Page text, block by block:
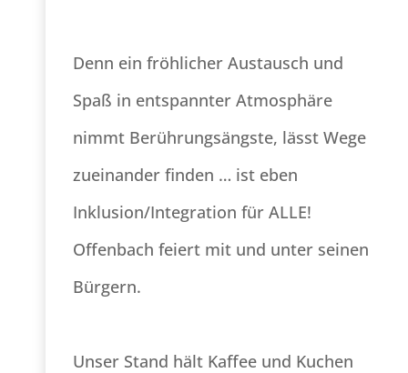
Denn ein fröhlicher Austausch und
Spaß in entspannter Atmosphäre
nimmt Berührungsängste, lässt Wege
zueinander finden … ist eben
Inklusion/Integration für ALLE!
Offenbach feiert mit und unter seinen
Bürgern.
Unser Stand hält Kaffee und Kuchen